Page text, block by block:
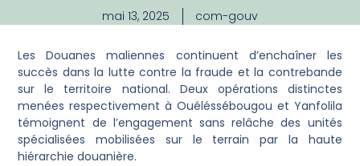
mai 13, 2025 com-gouv
Les Douanes maliennes continuent d’enchaîner les
succès dans la lutte contre la fraude et la contrebande
sur le territoire national. Deux opérations distinctes
menées respectivement à Ouéléssébougou et Yanfolila
témoignent de l’engagement sans relâche des unités
spécialisées mobilisées sur le terrain par la haute
hiérarchie douanière.